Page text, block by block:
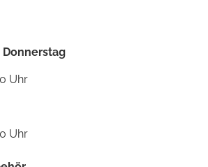
Donnerstag
Uhr
Uhr